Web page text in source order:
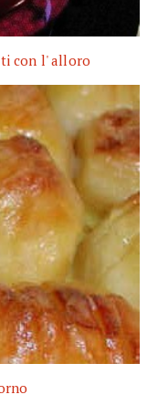
con l' alloro